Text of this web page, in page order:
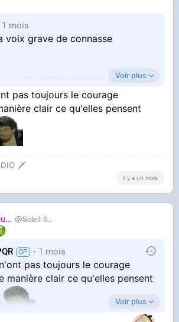
1 mois
voix grave de connasse
qu'elle dit "on se rend compte
dans notre pays" en
en général, elle ne fait pas
ethnique cette hypocrite.
Voir plus
pas toujours le courage
clair ce qu'elles pensent
🗡️
il y a un mois
Edgerunneuse Soleil-Salee
1 mois
pas toujours le courage
manière clair ce qu'elles pensent
Voir plus